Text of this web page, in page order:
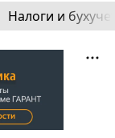
Налоги и